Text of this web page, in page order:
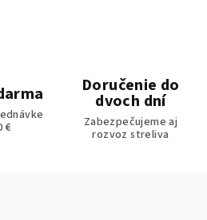
€
Doručenie do
dvoch dní
Zabezpečujeme aj
rozvoz streliva